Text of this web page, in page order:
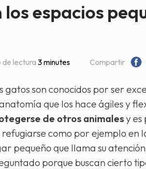
espacios
de lectura3 minutes Compartir
gatos son conocidos por ser
que los hace ágiles y
de otros animalesy es
como por ejemplo en
pequeño que llama su
porque buscan cierto